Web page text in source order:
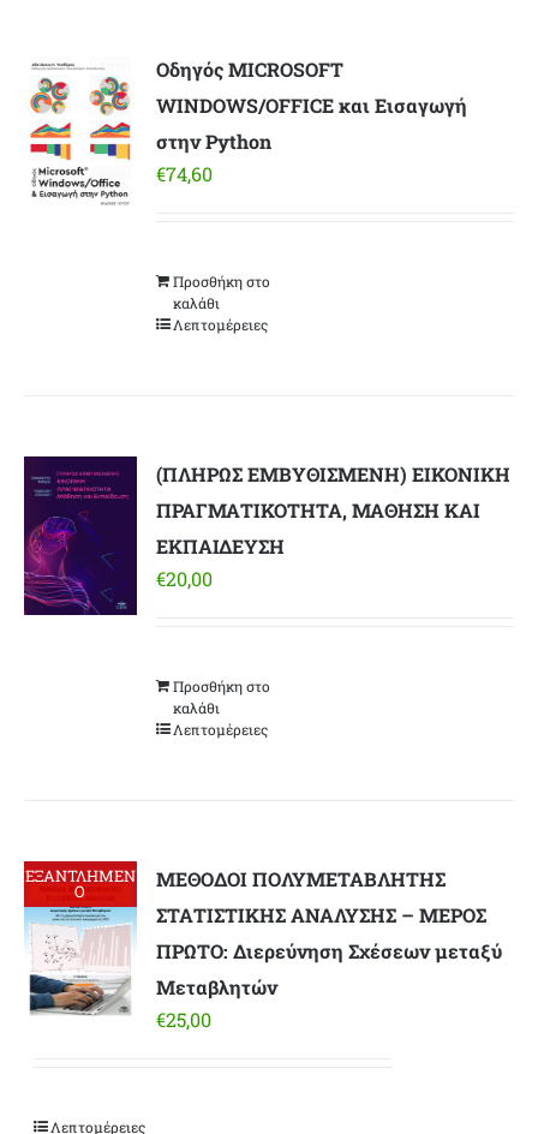
Οδηγός MICROSOFT
WINDOWS/OFFICE και Εισαγωγή
στην Python
€74,60
Προσθήκη στο
καλάθι
Λεπτομέρειες
(ΠΛΗΡΩΣ ΕΜΒΥΘΙΣΜΕΝΗ) ΕΙΚΟΝΙΚΗ
ΠΡΑΓΜΑΤΙΚΟΤΗΤΑ, ΜΑΘΗΣΗ ΚΑΙ
ΕΚΠΑΙΔΕΥΣΗ
€20,00
Προσθήκη στο
καλάθι
Λεπτομέρειες
ΕΞΑΝΤΛΗΜΕΝ
Ο
ΜΕΘΟΔΟΙ ΠΟΛΥΜΕΤΑΒΛΗΤΗΣ
ΣΤΑΤΙΣΤΙΚΗΣ ΑΝΑΛΥΣΗΣ – ΜΕΡΟΣ
ΠΡΩΤΟ: Διερεύνηση Σχέσεων μεταξύ
Μεταβλητών
€25,00
Λεπτομέρειες